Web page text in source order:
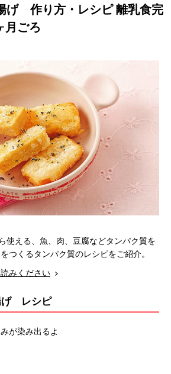
げ 作り方・レシピ 離乳食完
月ごろ
使える、魚、肉、豆腐などタンパク質を
つくるタンパク質のレシピをご紹介。
みください
げ レシピ
が染み出るよ